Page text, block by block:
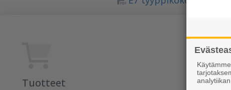
Tuotteet Rudus
analytiikan